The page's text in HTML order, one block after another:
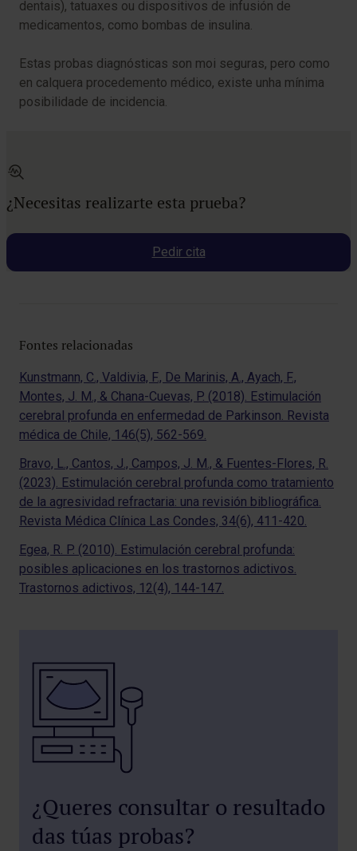
dentais), tatuaxes ou dispositivos de infusión de
medicamentos, como bombas de insulina.
Estas probas diagnósticas son moi seguras, pero como
en calquera procedemento médico, existe unha mínima
posibilidade de incidencia.
¿Necesitas realizarte esta prueba?
Pedir cita
Fontes relacionadas
Kunstmann, C., Valdivia, F., De Marinis, A., Ayach, F.,
Montes, J. M., & Chana-Cuevas, P. (2018). Estimulación
cerebral profunda en enfermedad de Parkinson. Revista
médica de Chile, 146(5), 562-569.
Bravo, L., Cantos, J., Campos, J. M., & Fuentes-Flores, R.
(2023). Estimulación cerebral profunda como tratamiento
de la agresividad refractaria: una revisión bibliográfica.
Revista Médica Clínica Las Condes, 34(6), 411-420.
Egea, R. P. (2010). Estimulación cerebral profunda:
posibles aplicaciones en los trastornos adictivos.
Trastornos adictivos, 12(4), 144-147.
¿Queres consultar o resultado
das túas probas?